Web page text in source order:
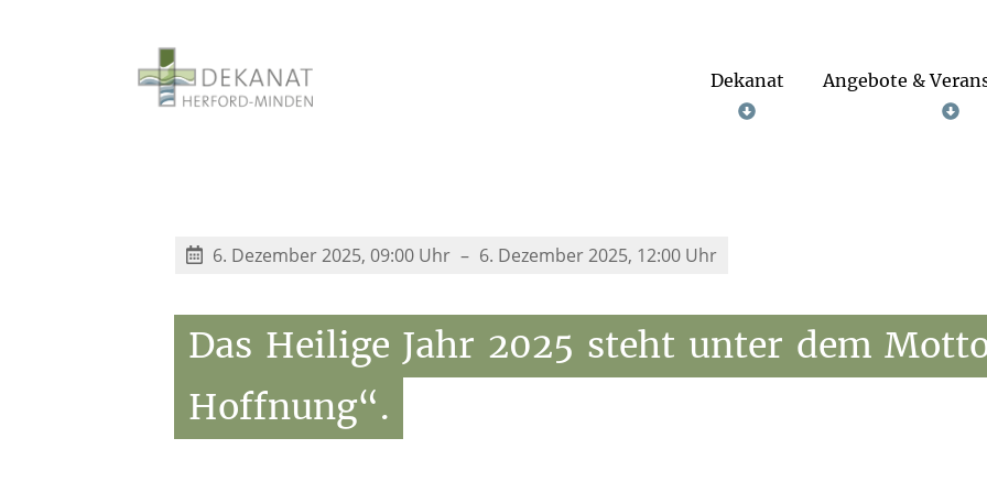
Dekanat Angebote &
6. Dezember 2025, 09:00 Uhr 6. Dezember 2025, 12:00 Uhr
Das Heilige Jahr 2025 steht unter dem
Hoffnung“.